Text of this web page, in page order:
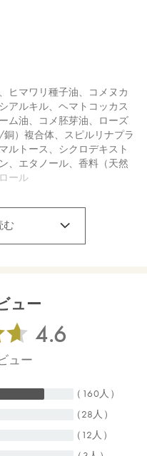
ヒマワリ種子油、コメヌカ
アルキル、ヘマトコッカス
ム油、コメ胚芽油、ローズ
）複合体、スピルリナプラ
ルトース、シクロデキスト
、エタノール、香料（天然
ール
発送となります。
間かかる場合がございます
より、写真と異なる場合が
より、成分・処方が記載と
る場合がございます。
む
ュー